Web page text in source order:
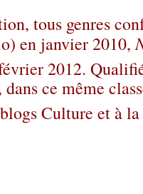
tous genres
en janvier 2010,
2012.
ce même
Culture et à